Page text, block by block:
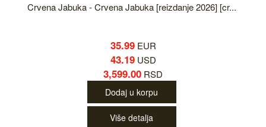
Crvena Jabuka - Crvena Jabuka [reizdanje 2026] [cr...
35.99EUR
43.19USD
3,599.00 RSD
Dodaj u korpu
Više detalja